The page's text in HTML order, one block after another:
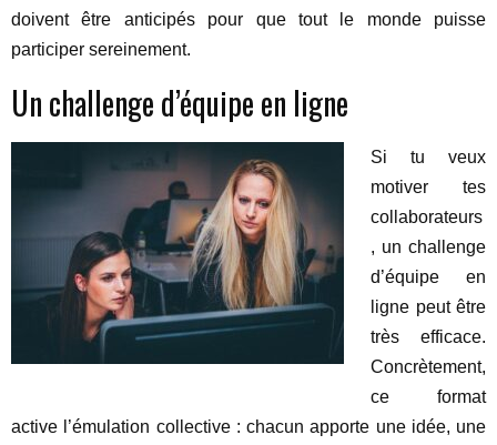
doivent être anticipés pour que tout le monde puisse
participer sereinement.
Un challenge d’équipe en ligne
Si tu veux
motiver tes
collaborateurs
, un challenge
d’équipe en
ligne peut être
très efficace.
Concrètement,
ce format
active l’émulation collective : chacun apporte une idée, une